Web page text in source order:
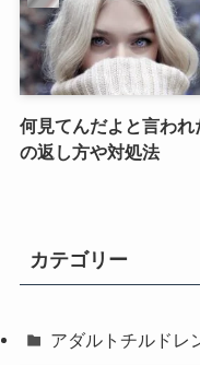
何見てんだよと言われ
の返し方や対処法
カテゴリー
アダルトチルドレ